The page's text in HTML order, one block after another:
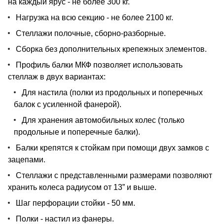
на каждый ярус - не более 300 кг.
Нагрузка на всю секцию - не более 2100 кг.
Стеллажи полочные, сборно-разборные.
Сборка без дополнительных крепежных элементов.
Профиль балки МКФ позволяет использовать
стеллаж в двух вариантах:
Для настила (полки из продольных и поперечных
балок с усиленной фанерой).
Для хранения автомобильных колес (только
продольные и поперечные балки).
Балки крепятся к стойкам при помощи двух замков с
зацепами.
Стеллажи с представленными размерами позволяют
хранить колеса радиусом от 13” и выше.
Шаг перфорации стойки - 50 мм.
Полки - настил из фанеры.